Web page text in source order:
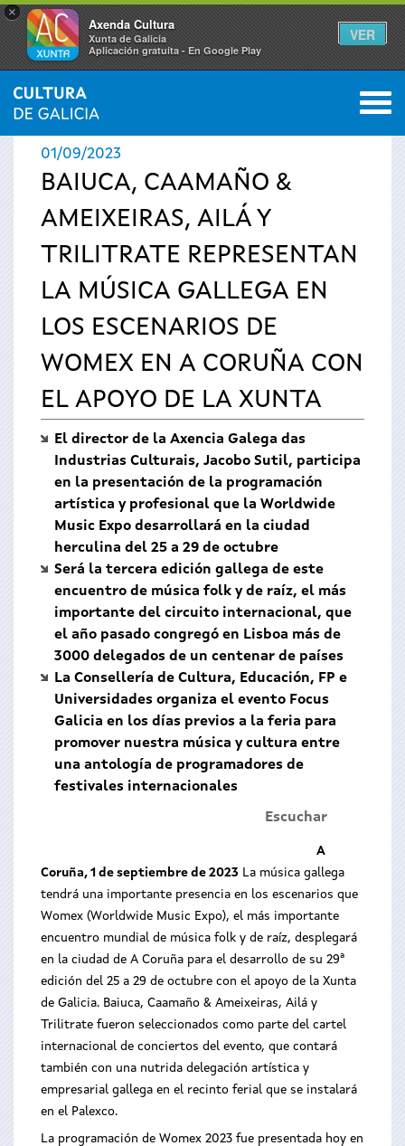
×
Axenda Cultura
Xunta de Galicia
Aplicación gratuíta - En Google Play
VER
Se
encuentra
usted
aquí
INICIO › ACTUALIDAD 0
01/09/2023
BAIUCA, CAAMAÑO &
AMEIXEIRAS, AILÁ Y
TRILITRATE REPRESENTAN
LA MÚSICA GALLEGA EN
LOS ESCENARIOS DE
WOMEX EN A CORUÑA CON
EL APOYO DE LA XUNTA
El director de la Axencia Galega das
Industrias Culturais, Jacobo Sutil, participa
en la presentación de la programación
artística y profesional que la Worldwide
Music Expo desarrollará en la ciudad
herculina del 25 a 29 de octubre
Será la tercera edición gallega de este
encuentro de música folk y de raíz, el más
importante del circuito internacional, que
el año pasado congregó en Lisboa más de
3000 delegados de un centenar de países
La Consellería de Cultura, Educación, FP e
Universidades organiza el evento Focus
Galicia en los días previos a la feria para
promover nuestra música y cultura entre
una antología de programadores de
festivales internacionales
Escuchar
A
Coruña, 1 de septiembre de 2023 La música gallega
tendrá una importante presencia en los escenarios que
Womex (Worldwide Music Expo), el más importante
encuentro mundial de música folk y de raíz, desplegará
en la ciudad de A Coruña para el desarrollo de su 29ª
edición del 25 a 29 de octubre con el apoyo de la Xunta
de Galicia. Baiuca, Caamaño & Ameixeiras, Ailá y
Trilitrate fueron seleccionados como parte del cartel
internacional de conciertos del evento, que contará
también con una nutrida delegación artística y
empresarial gallega en el recinto ferial que se instalará
en el Palexco.
La programación de Womex 2023 fue presentada hoy en